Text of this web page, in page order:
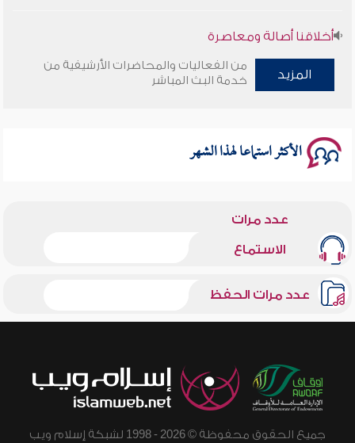
أخلاقنا أصالة ومعاصرة
وأمنهم من خوف 9
المزيد
من الفعاليات والمحاضرات الأرشيفية من
خدمة البث المباشر
الأكثر استماعا لهذا الشهر
عدد مرات
الاستماع
عدد مرات الحفظ
جميع الحقوق محفوظة © 2026 - 1998 لشبكة إسلام ويب